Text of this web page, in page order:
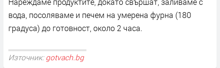
вода, посоляваме и печем на умерена фурна (180
градуса) до готовност, около 2 часа.
Източник: gotvach.bg